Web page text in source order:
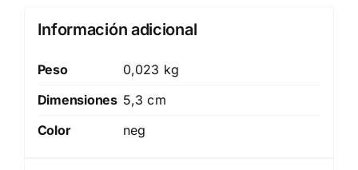
Información adicional
Peso
0,023 kg
Dimensiones 5,3 cm
Color
neg